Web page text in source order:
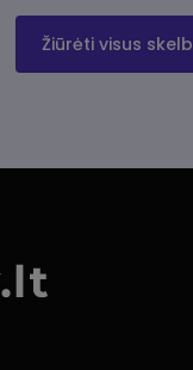
Žiūrėti visus